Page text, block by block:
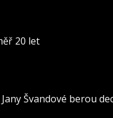
20 let
Švandové berou